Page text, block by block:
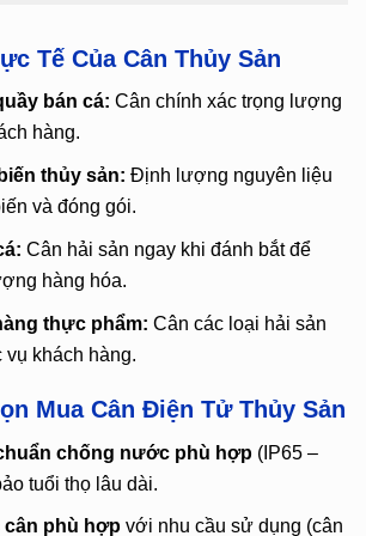
Tế Của Cân Thủy Sản
bán cá: Cân chính xác trọng lượng
hàng.
thủy sản: Định lượng nguyên liệu
và đóng gói.
Cân hải sản ngay khi đánh bắt để
hàng hóa.
thực phẩm: Cân các loại hải sản
khách hàng.
Mua Cân Điện Tử Thủy Sản
chống nước phù hợp (IP65 –
tuổi thọ lâu dài.
phù hợp với nhu cầu sử dụng (cân